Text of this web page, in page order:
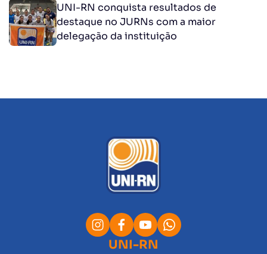
UNI-RN conquista resultados de
destaque no JURNs com a maior
delegação da instituição
UNI-RN